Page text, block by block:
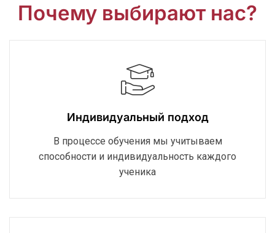
Почему выбирают нас?
Индивидуальный подход
В процессе обучения мы учитываем
способности и индивидуальность каждого
ученика